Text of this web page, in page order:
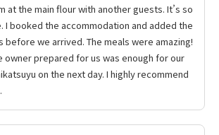
at the main flour with another guests. It’s so
I booked the accommodation and added the
before we arrived. The meals were amazing!
owner prepared for us was enough for our
on the next day. I highly recommend